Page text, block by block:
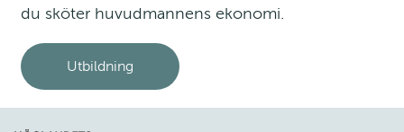
du sköter huvudmannens ekonomi.
Utbildning